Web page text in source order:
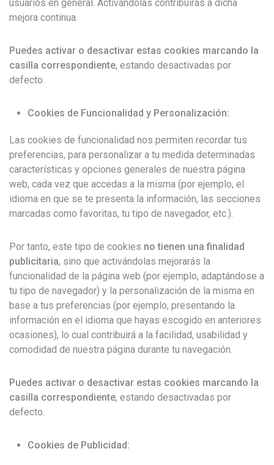
usuarios en general. Activándolas contribuirás a dicha
mejora continua.
Puedes activar o desactivar estas cookies marcando la
casilla correspondiente, estando desactivadas por
defecto.
Cookies de Funcionalidad y Personalización:
Las cookies de funcionalidad nos permiten recordar tus
preferencias, para personalizar a tu medida determinadas
características y opciones generales de nuestra página
web, cada vez que accedas a la misma (por ejemplo, el
idioma en que se te presenta la información, las secciones
marcadas como favoritas, tu tipo de navegador, etc.).
Por tanto, este tipo de cookies no tienen una finalidad
publicitaria, sino que activándolas mejorarás la
funcionalidad de la página web (por ejemplo, adaptándose a
tu tipo de navegador) y la personalización de la misma en
base a tus preferencias (por ejemplo, presentando la
información en el idioma que hayas escogido en anteriores
ocasiones), lo cual contribuirá a la facilidad, usabilidad y
comodidad de nuestra página durante tu navegación.
Puedes activar o desactivar estas cookies marcando la
casilla correspondiente, estando desactivadas por
defecto.
Cookies de Publicidad: